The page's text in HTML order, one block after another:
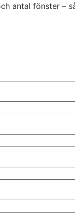
antal fönster –